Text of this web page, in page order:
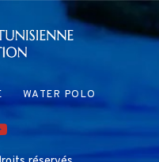
WATER POLO